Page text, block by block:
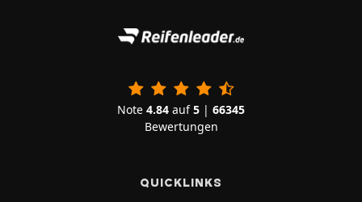
Note 4.84 auf5 | 66345
Bewertungen
QUICKLINKS